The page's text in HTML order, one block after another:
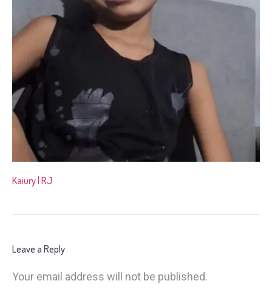
Kaiury | RJ
Leave a Reply
Your email address will not be published.